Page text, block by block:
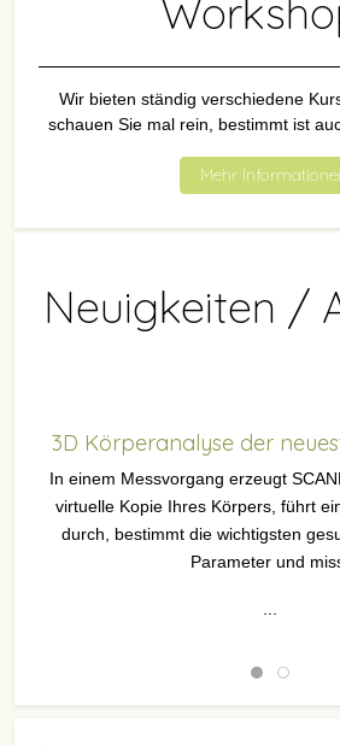
Wir bieten ständig verschiedene
schauen Sie mal rein, bestimmt ist
Mehr
Neuigkeiten /
3D Körperanalyse der
In einem Messvorgang erzeugt
virtuelle Kopie Ihres Körpers, führt
durch, bestimmt die wichtigsten
Parameter und